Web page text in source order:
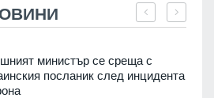
министър се среща с
посланик след инцидента